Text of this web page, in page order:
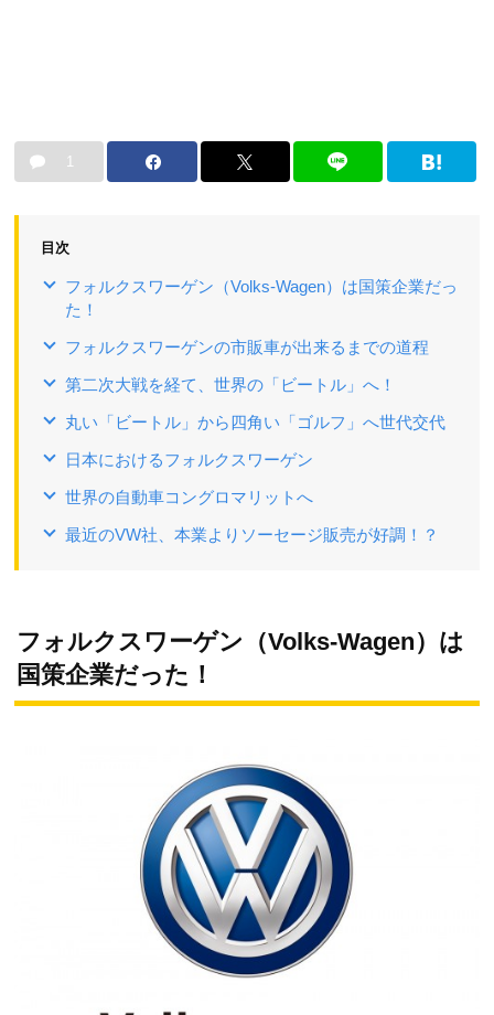
1
目次
フォルクスワーゲン（Volks-Wagen）は国策企業だっ
た！
フォルクスワーゲンの市販車が出来るまでの道程
第二次大戦を経て、世界の「ビートル」へ！
丸い「ビートル」から四角い「ゴルフ」へ世代交代
日本におけるフォルクスワーゲン
世界の自動車コングロマリットへ
最近のVW社、本業よりソーセージ販売が好調！？
フォルクスワーゲン（Volks-Wagen）は
国策企業だった！